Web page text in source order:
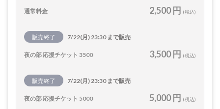
通常料金 2,500 円 (税込)
販売終了 7/22(月) 23:30 まで販売
夜の部 応援チケット 3500 3,500 円 (税込)
販売終了 7/22(月) 23:30 まで販売
夜の部 応援チケット 5000 5,000 円 (税込)